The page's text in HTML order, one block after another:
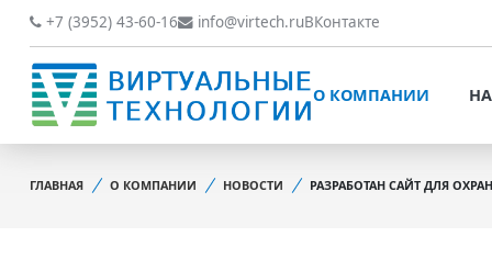
О КОМПАНИИ
ВИДЫ ДЕЯТЕЛЬНОСТИ
НОВОСТИ
НАШИ ПРЕИМУЩЕСТВА
НАШИ РАБОТЫ
+7 (3952) 43-60-16 info@virtech.ruВКонтакте
О КОМПАНИИ
ГЛАВНАЯ О КОМПАНИИ НОВОСТИ РАЗРАБОТАН САЙТ ДЛЯ